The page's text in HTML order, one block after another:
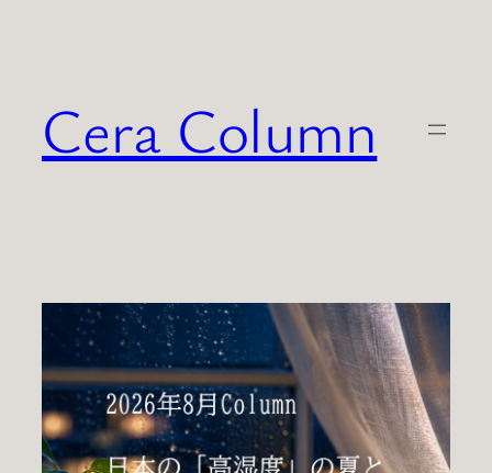
Cera Column